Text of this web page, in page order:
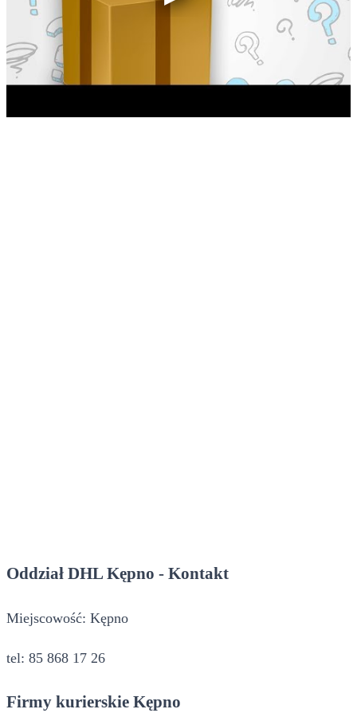
Oddział DHL Kępno - Kontakt
Miejscowość: Kępno
tel: 85 868 17 26
Firmy kurierskie Kępno